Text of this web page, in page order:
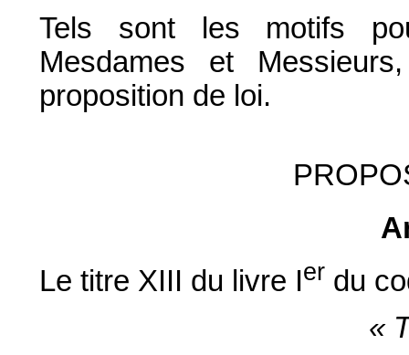
Tels sont les motifs
Mesdames et
proposition de loi.
Le titre XIII du livre Ier du
«